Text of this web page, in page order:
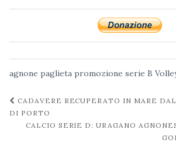
agnone paglieta promozione serie B
Navigazione
post
CADAVERE RECUPERATO IN MARE
DI PORTO
CALCIO SERIE D: URAGANO